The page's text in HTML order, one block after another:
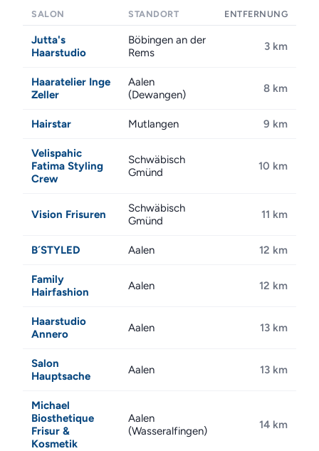
SALON STANDORT ENTFERNUNG
Jutta's
Haarstudio
Böbingen an der
Rems
3 km
Haaratelier Inge
Zeller
Aalen
(Dewangen)
8 km
Hairstar Mutlangen 9 km
Velispahic
Fatima Styling
Crew
Schwäbisch
Gmünd
10 km
Vision Frisuren
Schwäbisch
Gmünd
11 km
B´STYLED Aalen 12 km
Family
Hairfashion
Aalen 12 km
Haarstudio
Annero
Aalen 13 km
Salon
Hauptsache
Aalen 13 km
Michael
Biosthetique
Frisur &
Kosmetik
Aalen
(Wasseralfingen)
14 km